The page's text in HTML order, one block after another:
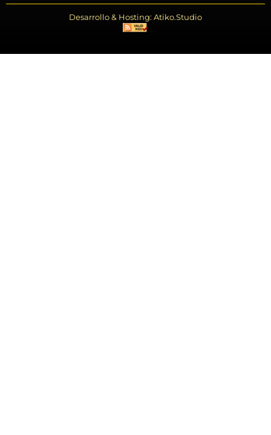
Desarrollo & Hosting: Atiko.Studio